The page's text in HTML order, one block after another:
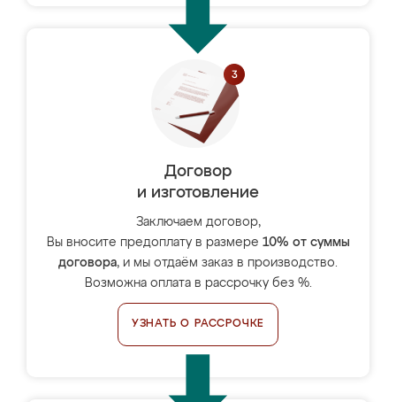
Договор
и изготовление
Заключаем договор,
Вы вносите предоплату в размере 10% от суммы
договора, и мы отдаём заказ в производство.
Возможна оплата в рассрочку без %.
УЗНАТЬ О РАССРОЧКЕ